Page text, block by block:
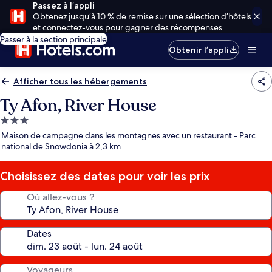
Passez à l’appli
Obtenez jusqu’à 10 % de remise sur une sélection d’hôtels
et connectez-vous pour gagner des récompenses.
Passer à la section principale
Obtenir l’appli
Afficher tous les hébergements
Ty Afon, River House
Hébergement
3.0 étoiles
Maison de campagne dans les montagnes avec un restaurant - Parc
national de Snowdonia à 2,3 km
Choisissez des dates pour voir les prix
Où allez-vous ?
Dates